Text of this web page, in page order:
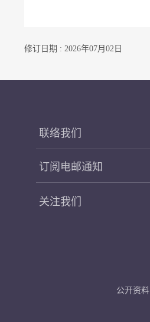
修订日期 : 2026年07月02日
联络我们
订阅电邮通知
关注我们
公开资料